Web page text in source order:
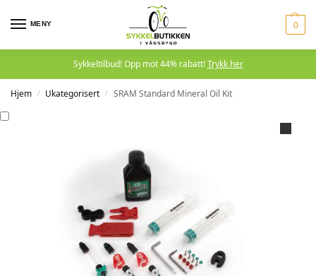
MENY 0
Sykkeltilbud! Opp mot 44% rabatt!Trykk her
Hjem / Ukategorisert / SRAM Standard Mineral Oil Kit